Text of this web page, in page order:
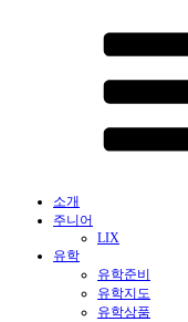
소개
주니어
LIX
유학
유학준비
유학지도
유학상품